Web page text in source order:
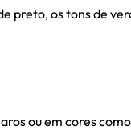
preto, os tons de
ou em cores como